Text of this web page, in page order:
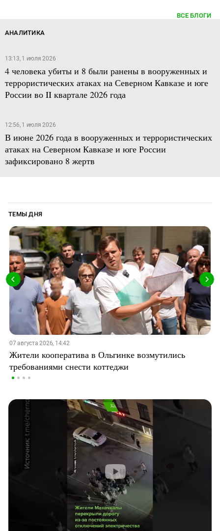
ВСЕ БЛОГИ
АНАЛИТИКА
13:13, 1 июля 2026
4 человека убиты и 8 были ранены в вооруженных и
террористических атаках на Северном Кавказе и юге
России во II квартале 2026 года
12:56, 1 июля 2026
В июне 2026 года в вооруженных и террористических
атаках на Северном Кавказе и юге России
зафиксировано 8 жертв
ТЕМЫ ДНЯ
07 августа 2026, 14:42
Жители кооператива в Ольгинке возмутились
требованиями снести коттеджи